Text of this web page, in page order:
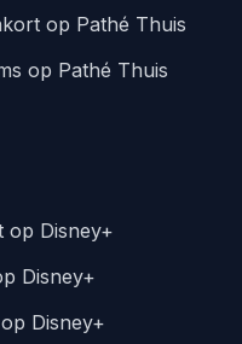
op Pathé Thuis
op Pathé Thuis
op Disney+
Disney+
Disney+